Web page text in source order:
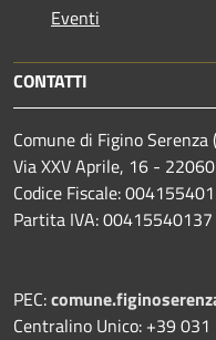
Eventi
CONTATTI
Comune di Figino Serenza
Via XXV Aprile, 16 - 22060
Codice Fiscale:
Partita IVA: 00415540137
PEC:
Centralino Unico: +39